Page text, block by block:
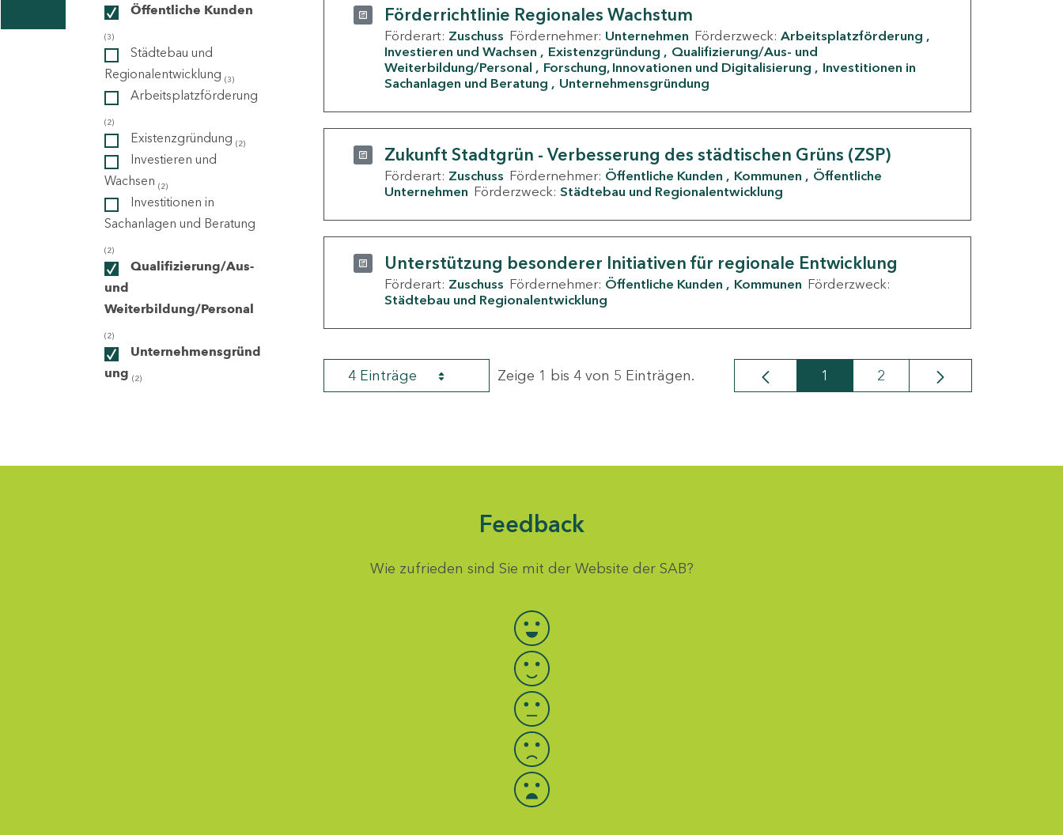
Öffentliche Kunden
(3)
Städtebau und
Regionalentwicklung (3)
Arbeitsplatzförderung
(2)
Existenzgründung (2)
Investieren und
Wachsen (2)
Investitionen in
Sachanlagen und Beratung
(2)
Qualifizierung/Aus-
und
Weiterbildung/Personal
(2)
Unternehmensgründ
ung (2)
Förderrichtlinie Regionales Wachstum
Förderart: Zuschuss Fördernehmer: Unternehmen Förderzweck: Arbeitsplatzförderung
Investieren und Wachsen
Existenzgründung
Qualifizierung/Aus- und
Weiterbildung/Personal
Forschung, Innovationen und Digitalisierung
Investitionen in
Sachanlagen und Beratung
Unternehmensgründung
Zukunft Stadtgrün - Verbesserung des städtischen Grüns (ZSP)
Förderart: Zuschuss Fördernehmer: Öffentliche Kunden Kommunen
Öffentliche
Unternehmen Förderzweck: Städtebau und Regionalentwicklung
Unterstützung besonderer Initiativen für regionale Entwicklung
Förderart: Zuschuss Fördernehmer: Öffentliche Kunden Kommunen Förderzweck:
Städtebau und Regionalentwicklung
4 Einträge Zeige 1 bis 4 von 5 Einträgen. Seite
1 Seite
2
Feedback
Wie zufrieden sind Sie mit der Website der SAB?
Bewertung auswählen